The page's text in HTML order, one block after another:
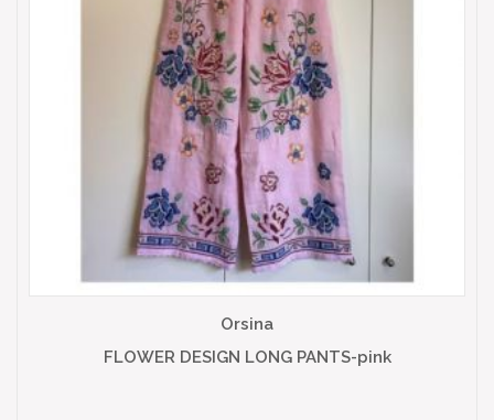
Orsina
FLOWER DESIGN LONG PANTS-pink